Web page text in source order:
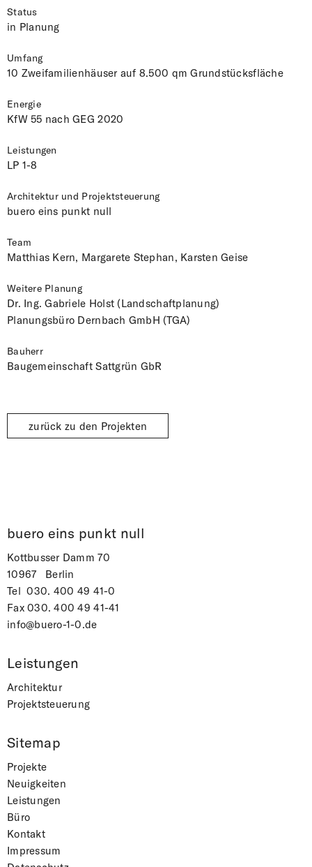
Status
in Planung
Umfang
10 Zweifamilienhäuser auf 8.500 qm Grundstücksfläche
Energie
KfW 55 nach GEG 2020
Leistungen
LP 1-8
Architektur und Projektsteuerung
buero eins punkt null
Team
Matthias Kern, Margarete Stephan, Karsten Geise
Weitere Planung
Dr. Ing. Gabriele Holst (Landschaftplanung)
Planungsbüro Dernbach GmbH (TGA)
Bauherr
Baugemeinschaft Sattgrün GbR
zurück zu den Projekten
buero eins punkt null
Kottbusser Damm 70
10967 Berlin
Tel030. 400 49 41-0
Fax 030. 400 49 41-41
info@buero-1-0.de
Leistungen
Architektur
Projektsteuerung
Sitemap
Projekte
Neuigkeiten
Leistungen
Büro
Kontakt
Impressum